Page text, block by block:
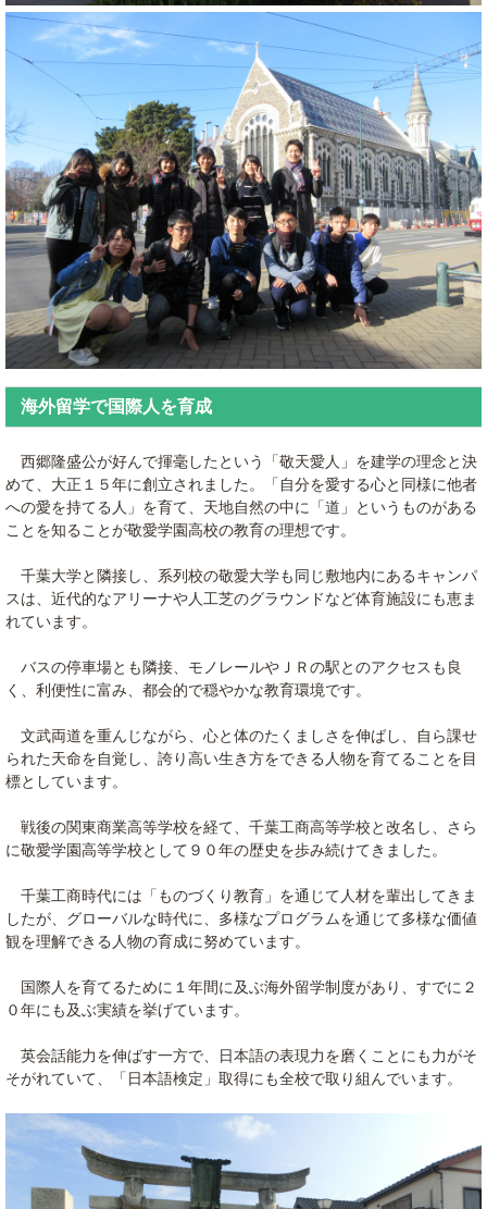
海外留学で国際人を育成
西郷隆盛公が好んで揮毫したという「敬天愛人」を建学の理念と決
めて、大正１５年に創立されました。「自分を愛する心と同様に他者
への愛を持てる人」を育て、天地自然の中に「道」というものがある
ことを知ることが敬愛学園高校の教育の理想です。
千葉大学と隣接し、系列校の敬愛大学も同じ敷地内にあるキャンパ
スは、近代的なアリーナや人工芝のグラウンドなど体育施設にも恵ま
れています。
バスの停車場とも隣接、モノレールやＪＲの駅とのアクセスも良
く、利便性に富み、都会的で穏やかな教育環境です。
文武両道を重んじながら、心と体のたくましさを伸ばし、自ら課せ
られた天命を自覚し、誇り高い生き方をできる人物を育てることを目
標としています。
戦後の関東商業高等学校を経て、千葉工商高等学校と改名し、さら
に敬愛学園高等学校として９０年の歴史を歩み続けてきました。
千葉工商時代には「ものづくり教育」を通じて人材を輩出してきま
したが、グローバルな時代に、多様なプログラムを通じて多様な価値
観を理解できる人物の育成に努めています。
国際人を育てるために１年間に及ぶ海外留学制度があり、すでに２
０年にも及ぶ実績を挙げています。
英会話能力を伸ばす一方で、日本語の表現力を磨くことにも力がそ
そがれていて、「日本語検定」取得にも全校で取り組んでいます。